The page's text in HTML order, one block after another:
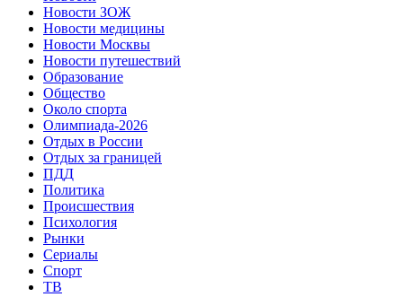
Новости ЗОЖ
Новости медицины
Новости Москвы
Новости путешествий
Образование
Общество
Около спорта
Олимпиада-2026
Отдых в России
Отдых за границей
ПДД
Политика
Происшествия
Психология
Рынки
Сериалы
Спорт
ТВ